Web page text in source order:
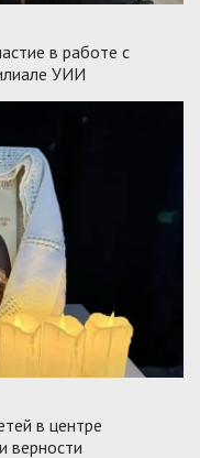
в работе с
УИИ
в центре
верности